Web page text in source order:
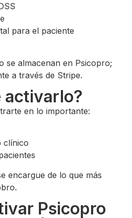
para el paciente
se almacenan en Psicopro;
a través de Stripe.
activarlo?
en lo importante:
clínico
encargue de lo que más
Psicopro